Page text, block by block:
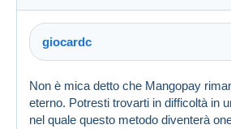
giocardc
Non è mica detto che Mangopay
eterno. Potresti trovarti in difficoltà in
nel quale questo metodo diventerà